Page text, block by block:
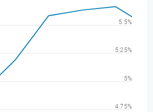
4.75%
5%
5.25%
5.5%